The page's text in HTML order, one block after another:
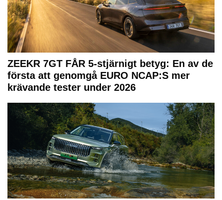
ZEEKR 7GT FÅR 5-stjärnigt betyg: En av de
första att genomgå EURO NCAP:S mer
krävande tester under 2026